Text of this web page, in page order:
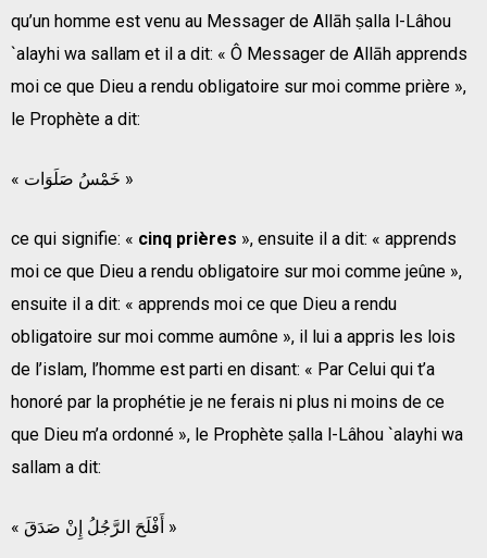
qu’un homme est venu au Messager de Allāh ṣalla l-Lâhou
`alayhi wa sallam et il a dit: « Ô Messager de Allāh apprends
moi ce que Dieu a rendu obligatoire sur moi comme prière »,
le Prophète a dit:
« خَمْسُ صَلَوَات »
ce qui signifie: « cinq prières », ensuite il a dit: « apprends
moi ce que Dieu a rendu obligatoire sur moi comme jeûne »,
ensuite il a dit: « apprends moi ce que Dieu a rendu
obligatoire sur moi comme aumône », il lui a appris les lois
de l’islam, l’homme est parti en disant: « Par Celui qui t’a
honoré par la prophétie je ne ferais ni plus ni moins de ce
que Dieu m’a ordonné », le Prophète ṣalla l-Lâhou `alayhi wa
sallam a dit:
« أَفْلَحَ الرَّجُلُ إِنْ صَدَقَ »